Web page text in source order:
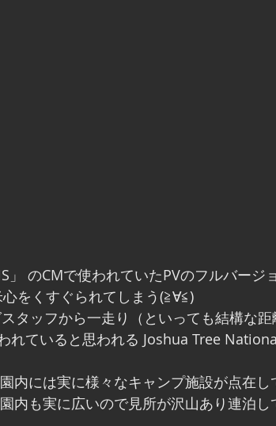
」 のCMで使われていたPVのフルバージ
をくすぐられてしまう(≧∀≦)
タッフから一走り（といっても結構な距
れていると思われる Joshua Tree
内には実に様々なキャンプ施設が点在し
内も実に広いので見所が沢山あり連泊し